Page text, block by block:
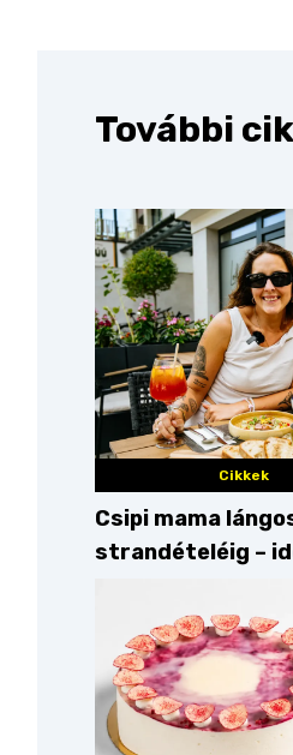
További
Cikkek
Csipi mama
strandételéig –